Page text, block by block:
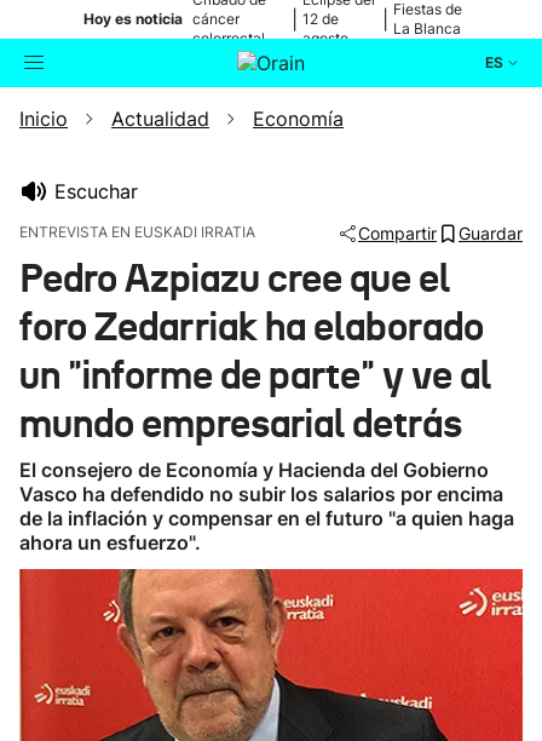
Hoy es noticia cáncer
colorrectal
12 de
agosto
Fiestas de
La Blanca
ES
Buscador Actualidad
Ikusmiran
Eguraldia
Inicio Actualidad Economía
Escuchar
ENTREVISTA EN EUSKADI IRRATIA Compartir Guardar
Pedro Azpiazu cree que el
foro Zedarriak ha elaborado
un "informe de parte" y ve al
mundo empresarial detrás
El consejero de Economía y Hacienda del Gobierno
Vasco ha defendido no subir los salarios por encima
de la inflación y compensar en el futuro "a quien haga
ahora un esfuerzo".